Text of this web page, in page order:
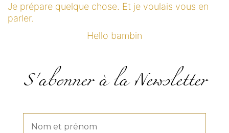
Je prépare quelque chose. Et je voulais vous en
parler.
Hello bambin
S'abonner à la Newsletter